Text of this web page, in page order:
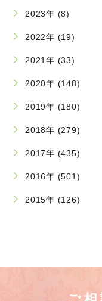
2023年 (8)
2022年 (19)
2021年 (33)
2020年 (148)
2019年 (180)
2018年 (279)
2017年 (435)
2016年 (501)
2015年 (126)